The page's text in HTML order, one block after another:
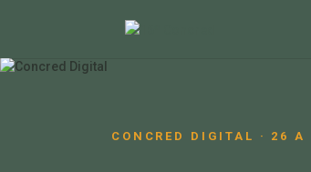
CONCRED DIGITAL · 26